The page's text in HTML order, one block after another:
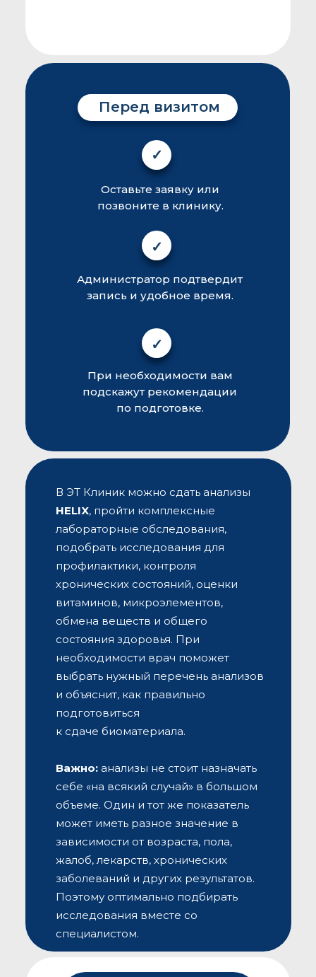
Оставьте заявку или
позвоните в клинику.
Администратор подтвердит
запись и удобное время.
При необходимости вам
подскажут рекомендации
по подготовке.
✓
✓
✓
Перед визитом
В ЭТ Клиник можно сдать анализы
HELIX, пройти комплексные
лабораторные обследования,
подобрать исследования для
профилактики, контроля
хронических состояний, оценки
витаминов, микроэлементов,
обмена веществ и общего
состояния здоровья. При
необходимости врач поможет
выбрать нужный перечень анализов
и объяснит, как правильно
подготовиться
к сдаче биоматериала.
Важно: анализы не стоит назначать
себе «на всякий случай» в большом
объеме. Один и тот же показатель
может иметь разное значение в
зависимости от возраста, пола,
жалоб, лекарств, хронических
заболеваний и других результатов.
Поэтому оптимально подбирать
исследования вместе со
специалистом.